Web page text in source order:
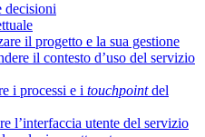
decisioni
il progetto e la sua gestione
il contesto d’uso del servizio
i processi e i touchpointdel
l’interfaccia utente del servizio